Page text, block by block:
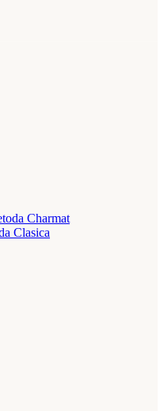
Charmat
Clasica